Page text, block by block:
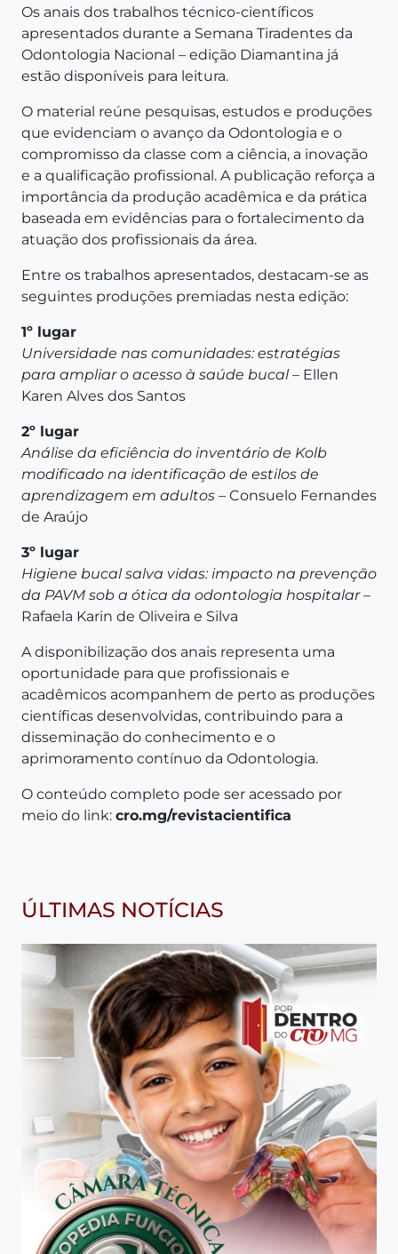
Os anais dos trabalhos técnico-científicos
apresentados durante a Semana Tiradentes da
Odontologia Nacional – edição Diamantina já
estão disponíveis para leitura.
O material reúne pesquisas, estudos e produções
que evidenciam o avanço da Odontologia e o
compromisso da classe com a ciência, a inovação
e a qualificação profissional. A publicação reforça a
importância da produção acadêmica e da prática
baseada em evidências para o fortalecimento da
atuação dos profissionais da área.
Entre os trabalhos apresentados, destacam-se as
seguintes produções premiadas nesta edição:
1º lugar
Universidade nas comunidades: estratégias
para ampliar o acesso à saúde bucal– Ellen
Karen Alves dos Santos
2º lugar
Análise da eficiência do inventário de Kolb
modificado na identificação de estilos de
aprendizagem em adultos – Consuelo Fernandes
de Araújo
3º lugar
Higiene bucal salva vidas: impacto na prevenção
da PAVM sob a ótica da odontologia hospitalar–
Rafaela Karin de Oliveira e Silva
A disponibilização dos anais representa uma
oportunidade para que profissionais e
acadêmicos acompanhem de perto as produções
científicas desenvolvidas, contribuindo para a
disseminação do conhecimento e o
aprimoramento contínuo da Odontologia.
O conteúdo completo pode ser acessado por
meio do link: cro.mg/revistacientifica
ÚLTIMAS NOTÍCIAS